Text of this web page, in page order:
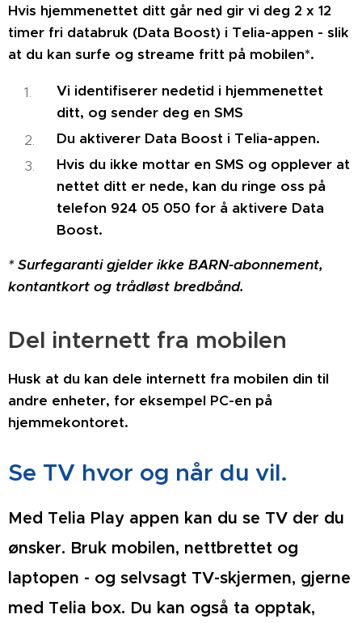
Hvis hjemmenettet ditt går ned gir vi deg 2 x 12
timer fri databruk (Data Boost) i Telia-appen - slik
at du kan surfe og streame fritt på mobilen*.
Vi identifiserer nedetid i hjemmenettet
ditt, og sender deg en SMS
Du aktiverer Data Boost i Telia-appen.
Hvis du ikke mottar en SMS og opplever at
nettet ditt er nede, kan du ringe oss på
telefon 924 05 050 for å aktivere Data
Boost.
* Surfegaranti gjelder ikke BARN-abonnement,
kontantkort og trådløst bredbånd.
Del internett fra mobilen
Husk at du kan dele internett fra mobilen din til
andre enheter, for eksempel PC-en på
hjemmekontoret.
Se TV hvor og når du vil.
Med Telia Play appen kan du se TV der du
ønsker. Bruk mobilen, nettbrettet og
laptopen - og selvsagt TV-skjermen, gjerne
med Telia box. Du kan også ta opptak,